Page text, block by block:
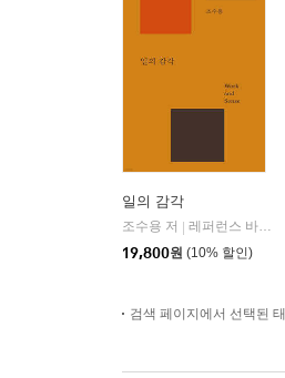
일의 감각
조수용 저
레퍼런스 바이 비(REFERENCE by B)
19,800원 (10% 할인)
검색 페이지에서 선택된